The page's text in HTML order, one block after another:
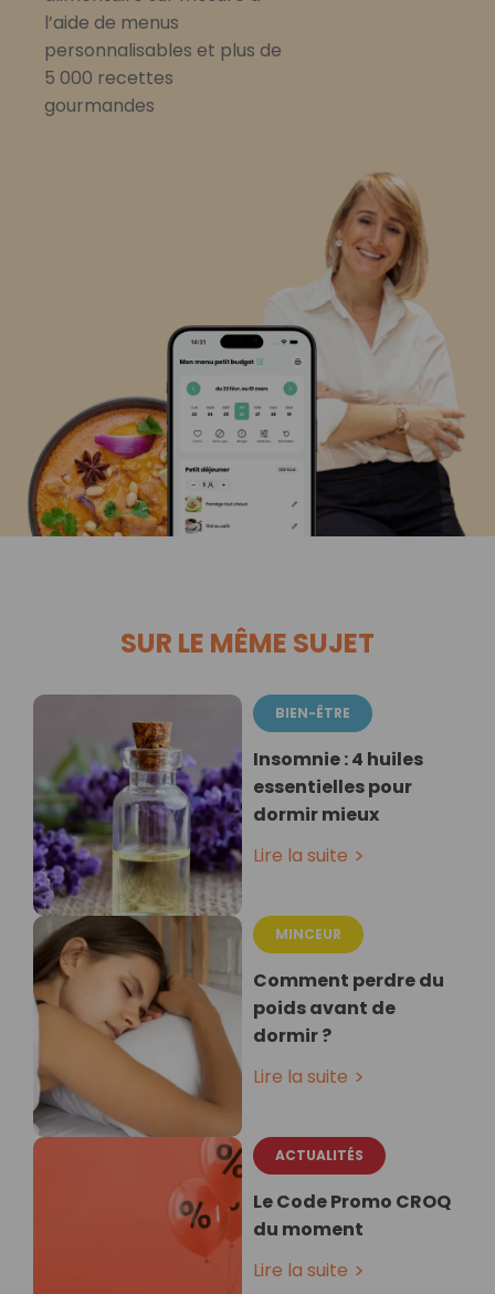
l’aide de menus
personnalisables et plus de
5 000 recettes
gourmandes
SUR LE MÊME SUJET
BIEN-ÊTRE
Insomnie : 4 huiles
essentielles pour
dormir mieux
Lire la suite
MINCEUR
Comment perdre du
poids avant de
dormir ?
Lire la suite
ACTUALITÉS
Le Code Promo CROQ
du moment
Lire la suite